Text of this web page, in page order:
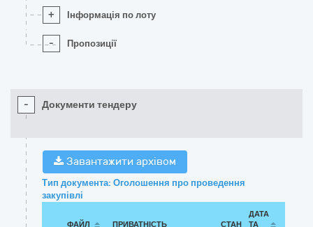
+ Інформація по лоту
- Пропозиції
- Документи тендеру
Завантажити архівом
Тип документа: Оголошення про проведення
закупівлі
ФАЙЛ ПРИВАТНІСТЬ СТАН
ДАТА
ТА